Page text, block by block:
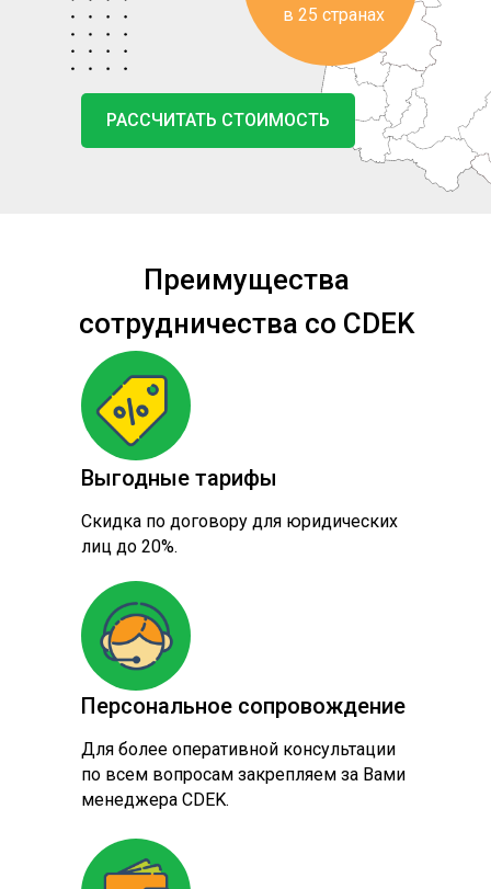
РАССЧИТАТЬ СТОИМОСТЬ
в 25 странах
Для более оперативной консультации
по всем вопросам закрепляем за Вами
менеджера CDEK.
Персональное сопровождение
Скидка по договору для юридических
лиц до 20%.
Выгодные тарифы
Преимущества
сотрудничества со CDEK